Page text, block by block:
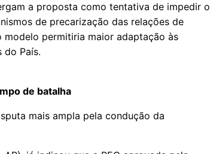
a proposta como tentativa de impedir o
de precarização das relações de
modelo permitiria maior adaptação às
do País.
de batalha
mais ampla pela condução da